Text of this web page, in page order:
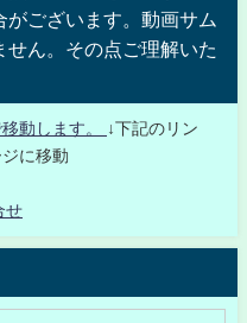
ございます。動画サム
ん。その点ご理解いた
動します。
↓下記のリン
に移動
せ